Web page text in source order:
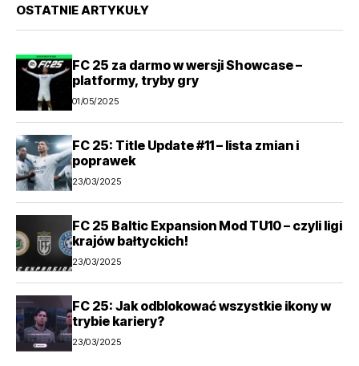
OSTATNIE ARTYKUŁY
FC 25 za darmo w wersji Showcase –
platformy, tryby gry
01/05/2025
FC 25: Title Update #11 – lista zmian i
poprawek
23/03/2025
FC 25 Baltic Expansion Mod TU10 – czyli ligi
krajów bałtyckich!
23/03/2025
FC 25: Jak odblokować wszystkie ikony w
trybie kariery?
23/03/2025